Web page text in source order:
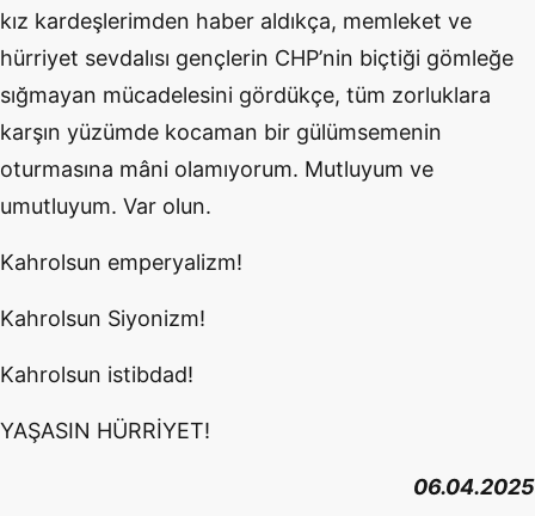
kız kardeşlerimden haber aldıkça, memleket ve
hürriyet sevdalısı gençlerin CHP’nin biçtiği gömleğe
sığmayan mücadelesini gördükçe, tüm zorluklara
karşın yüzümde kocaman bir gülümsemenin
oturmasına mâni olamıyorum. Mutluyum ve
umutluyum. Var olun.
Kahrolsun emperyalizm!
Kahrolsun Siyonizm!
Kahrolsun istibdad!
YAŞASIN HÜRRİYET!
06.04.2025